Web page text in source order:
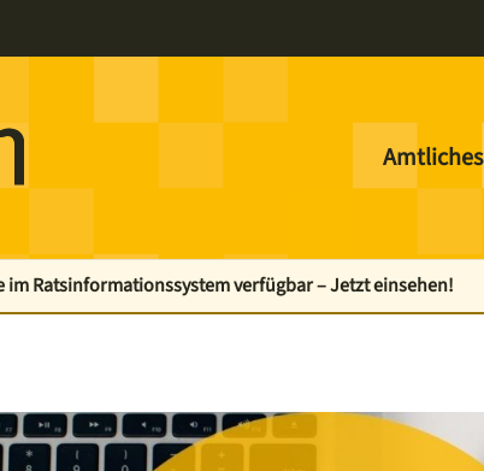
Amtliches
im Ratsinformationssystem verfügbar – Jetzt einsehen!